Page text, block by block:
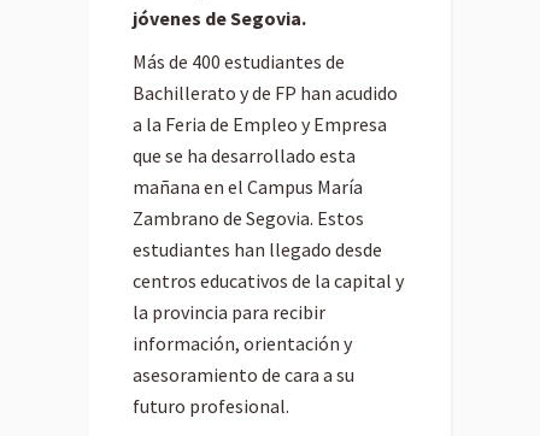
jóvenes de Segovia.
Más de 400 estudiantes de
Bachillerato y de FP han acudido
a la Feria de Empleo y Empresa
que se ha desarrollado esta
mañana en el Campus María
Zambrano de Segovia. Estos
estudiantes han llegado desde
centros educativos de la capital y
la provincia para recibir
información, orientación y
asesoramiento de cara a su
futuro profesional.